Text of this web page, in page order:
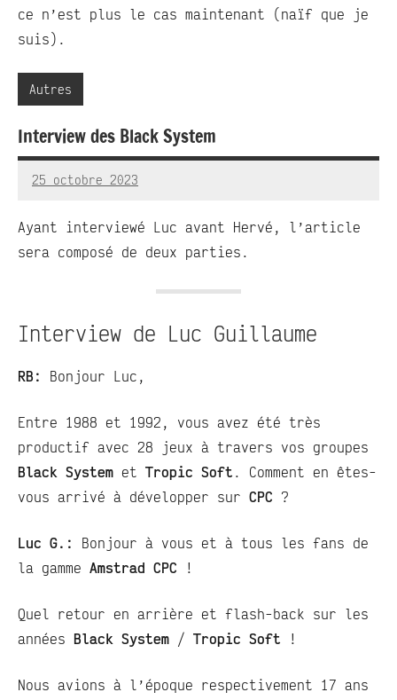
ce n’est plus le cas maintenant (naïf que je
suis).
Autres
Interview des Black System
25 octobre 2023
RedBug
4
Ayant interviewé Luc avant Hervé, l’article
sera composé de deux parties.
Interview de Luc Guillaume
RB: Bonjour Luc,
Entre 1988 et 1992, vous avez été très
productif avec 28 jeux à travers vos groupes
Black System et Tropic Soft . Comment en êtes-
vous arrivé à développer sur CPC ?
Luc G.: Bonjour à vous et à tous les fans de
la gamme Amstrad CPC !
Quel retour en arrière et flash-back sur les
années Black System / Tropic Soft !
Nous avions à l’époque respectivement 17 ans